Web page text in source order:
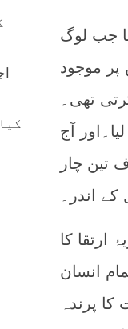
جب لوگ
موجود
تھی۔
آج
تین چار
اندر۔
ارتقا کا
انسان
پرندہ